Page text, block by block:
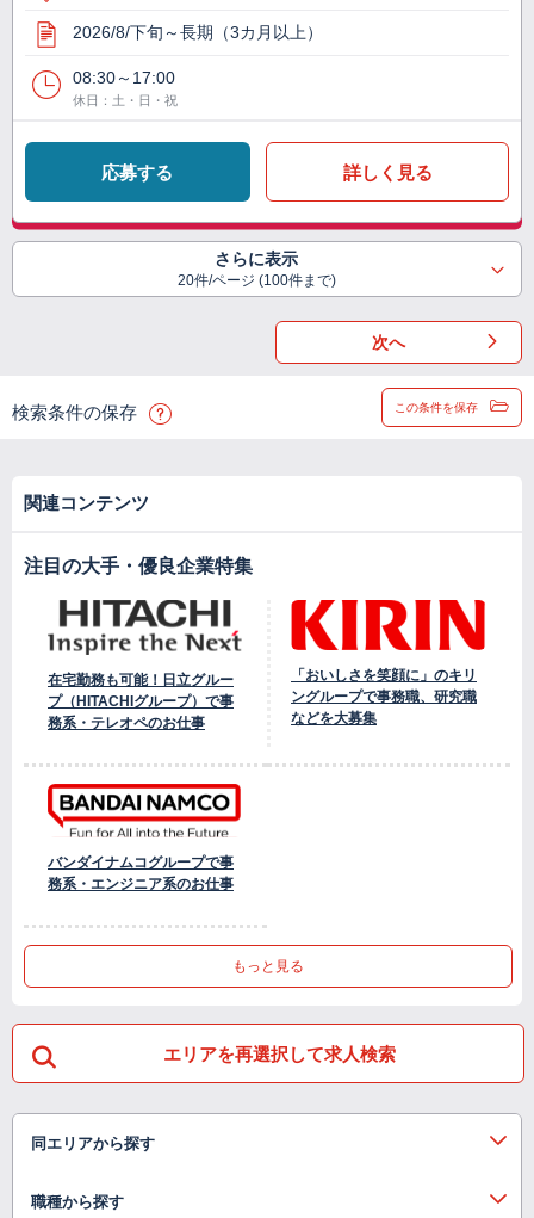
2026/8/下旬～長期（3カ月以上）
08:30～17:00
休日：土・日・祝
応募する 詳しく見る
さらに表示
20件/ページ (100件まで)
次へ
検索条件の保存 この条件を保存
関連コンテンツ
注目の大手・優良企業特集
在宅勤務も可能！日立グルー
プ（HITACHIグループ）で事
務系・テレオペのお仕事
「おいしさを笑顔に」のキリ
ングループで事務職、研究職
などを大募集
バンダイナムコグループで事
務系・エンジニア系のお仕事
もっと見る
エリアを再選択して求人検索
同エリアから探す
職種から探す